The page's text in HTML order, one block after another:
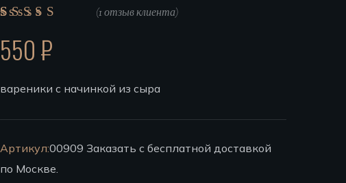
(1отзыв клиента)
550₽
вареники с начинкой из сыра
Артикул:00909 Заказать с бесплатной доставкой
по Москве.